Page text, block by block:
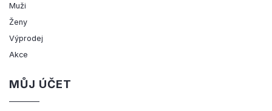
Muži
Ženy
Výprodej
Akce
MŮJ ÚČET